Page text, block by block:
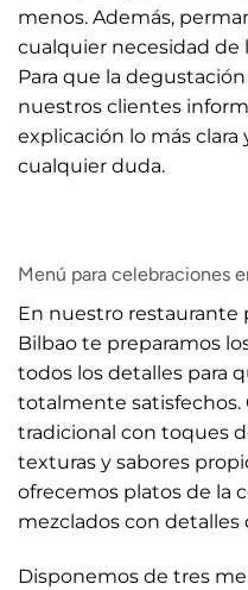
menos. Además,
cualquier necesidad de
Para que la
nuestros clientes
explicación lo más clara
cualquier duda.
Menú para celebraciones
En nuestro restaurante
Bilbao te preparamos
todos los detalles para
totalmente satisfechos.
tradicional con toques
texturas y sabores
ofrecemos platos de la
mezclados con detalles
Disponemos de tres